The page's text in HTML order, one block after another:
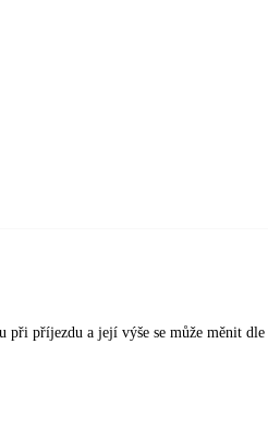
při příjezdu a její výše se může měnit dle